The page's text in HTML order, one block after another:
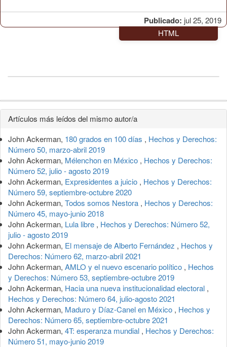
Publicado: jul 25, 2019
HTML
Detalles
del
artículo
Artículos más leídos del mismo autor/a
John Ackerman, 180 grados en 100 días , Hechos y Derechos:
Número 50, marzo-abril 2019
John Ackerman, Mélenchon en México , Hechos y Derechos:
Número 52, julio - agosto 2019
John Ackerman, Expresidentes a juicio , Hechos y Derechos:
Número 59, septiembre-octubre 2020
John Ackerman, Todos somos Nestora , Hechos y Derechos:
Número 45, mayo-junio 2018
John Ackerman, Lula libre , Hechos y Derechos: Número 52,
julio - agosto 2019
John Ackerman, El mensaje de Alberto Fernández , Hechos y
Derechos: Número 62, marzo-abril 2021
John Ackerman, AMLO y el nuevo escenario político , Hechos
y Derechos: Número 53, septiembre-octubre 2019
John Ackerman, Hacia una nueva institucionalidad electoral ,
Hechos y Derechos: Número 64, julio-agosto 2021
John Ackerman, Maduro y Díaz-Canel en México , Hechos y
Derechos: Número 65, septiembre-octubre 2021
John Ackerman, 4T: esperanza mundial , Hechos y Derechos:
Número 51, mayo-junio 2019